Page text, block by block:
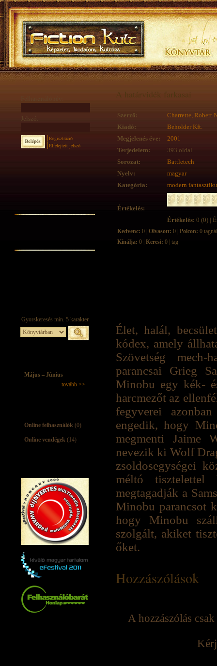
Jelszó:
Regisztráció
Elfelejtett jelszó
Május – Június
tovább >>
Online felhasználók (0)
Online vendégek (14)
A határvidék farkasai
Szerző:
Charrette, Robert
Kiadó:
Beholder Kft.
Megjelenés éve:
2001
Terjedelem:
393 oldal
Sorozat:
Battletech
Nyelv:
magyar
Kategória:
modern
Értékelés:
Értékelés: 0 (0) |
Kedvenc: 0 | Olvasott: 0 | Polcon: 0 tagnál
Kínálja: 0 | Keresi: 0 | tag
Élet, halál,
kódex, amely
Szövetség
parancsai Grieg
Minobu egy kék-
harcmezőt az
fegyverei
engedik, hogy
megmenti Jaime
nevezik ki Wolf
zsoldosegységei
méltó
megtagadják a
Minobu parancsot
hogy Minobu
szolgált, akiket
őket.
Hozzászólások
A hozzászólás